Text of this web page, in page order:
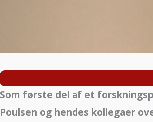
Som første del af et
Poulsen og hendes kollegaer